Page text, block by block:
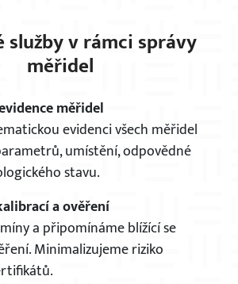
služby v rámci správy
měřidel
měřidel
evidenci všech měřidel
umístění, odpovědné
stavu.
a ověření
a připomínáme blížící se
Minimalizujeme riziko